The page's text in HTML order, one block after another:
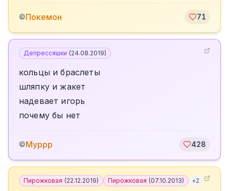
©Покемон 71
Депрессяшки (24.08.2019)
кольцы и браслеты
шляпку и жакет
надевает игорь
почему бы нет
©Муррр 428
Пирожковая (22.12.2019) Пирожковая (07.10.2013) +2